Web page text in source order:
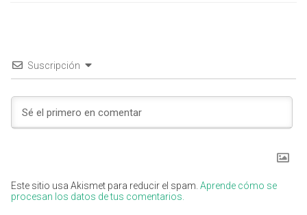
Suscripción
Este sitio usa Akismet para reducir el spam. Aprende cómo se
procesan los datos de tus comentarios.